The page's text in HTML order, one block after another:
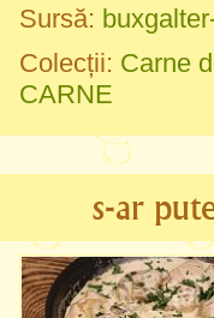
Sursă:
Colecții: Carne
CARNE
s-ar